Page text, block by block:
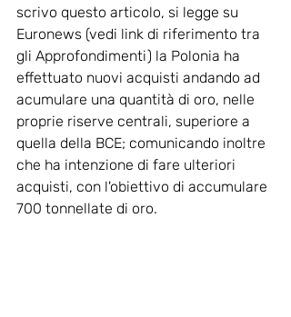
scrivo questo articolo, si legge su
Euronews (vedi link di riferimento tra
gli Approfondimenti) la Polonia ha
effettuato nuovi acquisti andando ad
acumulare una quantità di oro, nelle
proprie riserve centrali, superiore a
quella della BCE; comunicando inoltre
che ha intenzione di fare ulteriori
acquisti, con l'obiettivo di accumulare
700 tonnellate di oro.